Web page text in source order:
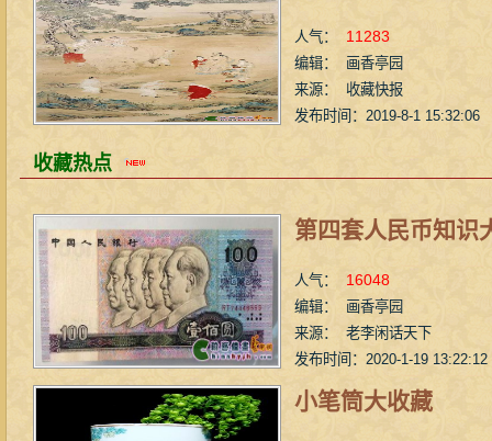
人气： 11283
编辑： 画香亭园
来源： 收藏快报
发布时间：2019-8-1 15:32:06
收藏热点
第四套人民币知识
人气： 16048
编辑： 画香亭园
来源： 老李闲话天下
发布时间：2020-1-19 13:22:12
小笔筒大收藏